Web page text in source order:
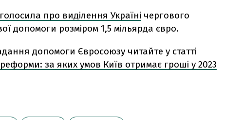
про виділення Україні чергового
допомоги розміром 1,5 мільярда євро.
допомоги Євросоюзу читайте у статті
за яких умов Київ отримає гроші у 2023